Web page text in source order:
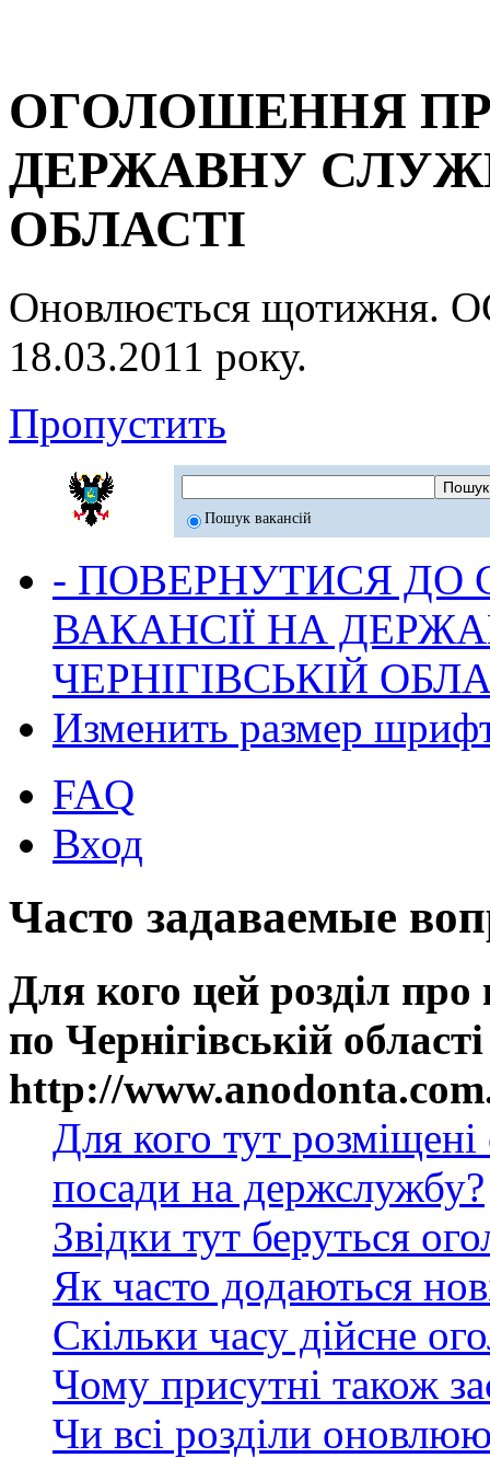
ОГОЛОШЕННЯ
ДЕРЖАВНУ
ОБЛАСТІ
Оновлюється
18.03.2011 року.
Пропустить
Пошук вакансій
- ПОВЕРНУТИСЯ ДО
ВАКАНСІЇ НА
ЧЕРНІГІВСЬКІЙ
Изменить размер
FAQ
Вход
Часто задаваемые
Для кого цей розділ
по Чернігівській
http://
Для кого тут
посади на держслужбу?
Звідки тут беруться
Як часто додаються
Скільки часу дійсне
Чому присутні також
Чи всі розділи